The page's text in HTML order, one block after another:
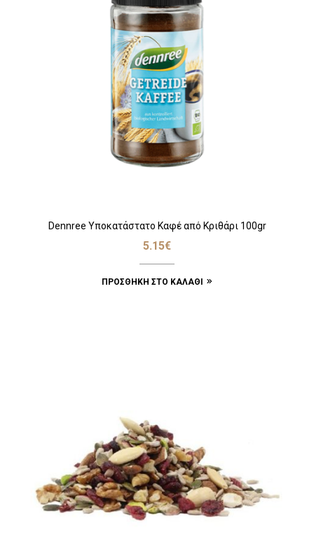
Dennree Υποκατάστατο Καφέ από Κριθάρι 100gr
5.15€
ΠΡΟΣΘΉΚΗ ΣΤΟ ΚΑΛΆΘΙ